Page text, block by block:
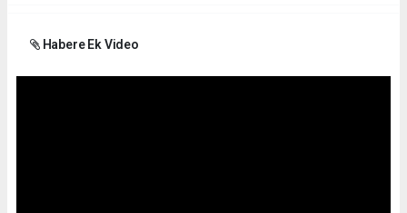
Habere Ek Video